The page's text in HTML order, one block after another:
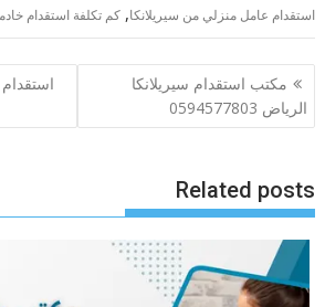
استقدام عامل منزلي من سيريلانكا,كم تكلفة استقدام
تصفّح
المقالات
مكتب استقدام سيريلانكا
الرياض 0594577803
Related posts